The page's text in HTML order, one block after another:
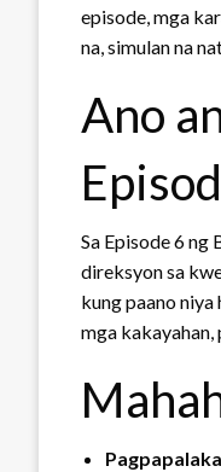
episode, mga
na, simulan na
Ano
Sa Episode 6 ng
direksyon sa
kung paano
mga kakayahan,